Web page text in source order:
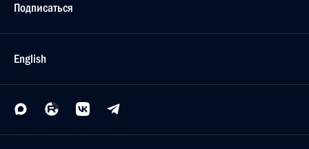
Подписаться
English